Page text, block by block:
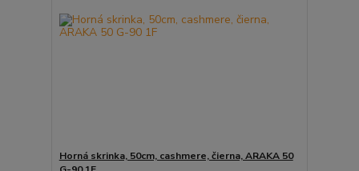
Horná skrinka, 50cm, cashmere, čierna, ARAKA 50